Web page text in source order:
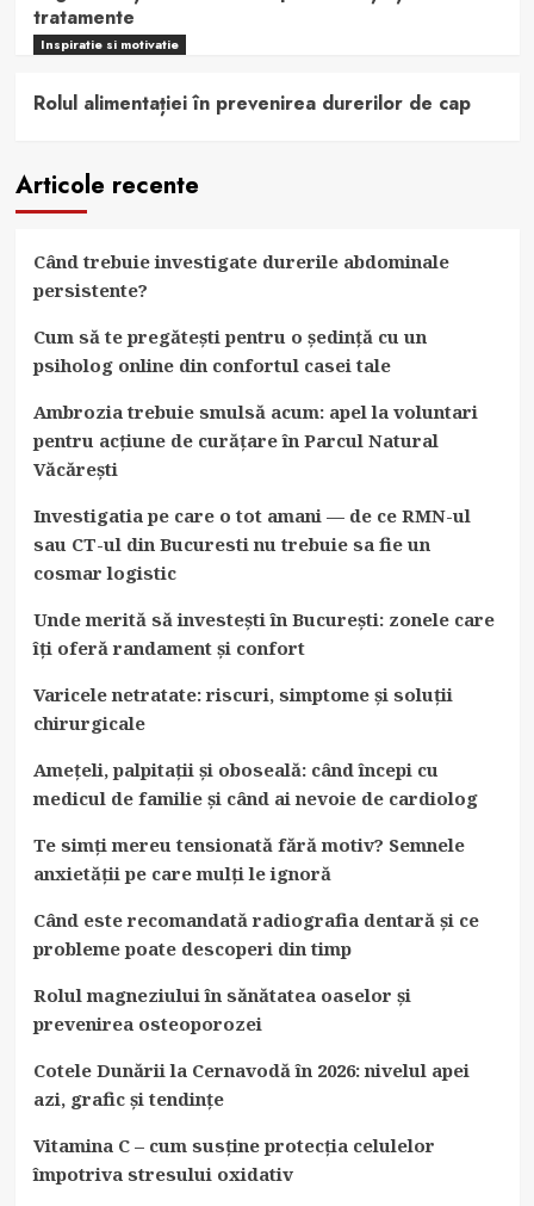
tratamente
Inspiratie si motivatie
Rolul alimentației în prevenirea durerilor de cap
Articole recente
Când trebuie investigate durerile abdominale
persistente?
Cum să te pregătești pentru o ședință cu un
psiholog online din confortul casei tale
Ambrozia trebuie smulsă acum: apel la voluntari
pentru acțiune de curățare în Parcul Natural
Văcărești
Investigatia pe care o tot amani — de ce RMN-ul
sau CT-ul din Bucuresti nu trebuie sa fie un
cosmar logistic
Unde merită să investești în București: zonele care
îți oferă randament și confort
Varicele netratate: riscuri, simptome și soluții
chirurgicale
Amețeli, palpitații și oboseală: când începi cu
medicul de familie și când ai nevoie de cardiolog
Te simți mereu tensionată fără motiv? Semnele
anxietății pe care mulți le ignoră
Când este recomandată radiografia dentară și ce
probleme poate descoperi din timp
Rolul magneziului în sănătatea oaselor și
prevenirea osteoporozei
Cotele Dunării la Cernavodă în 2026: nivelul apei
azi, grafic și tendințe
Vitamina C – cum susține protecția celulelor
împotriva stresului oxidativ